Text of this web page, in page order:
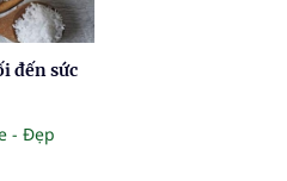
đến sức
- Đẹp